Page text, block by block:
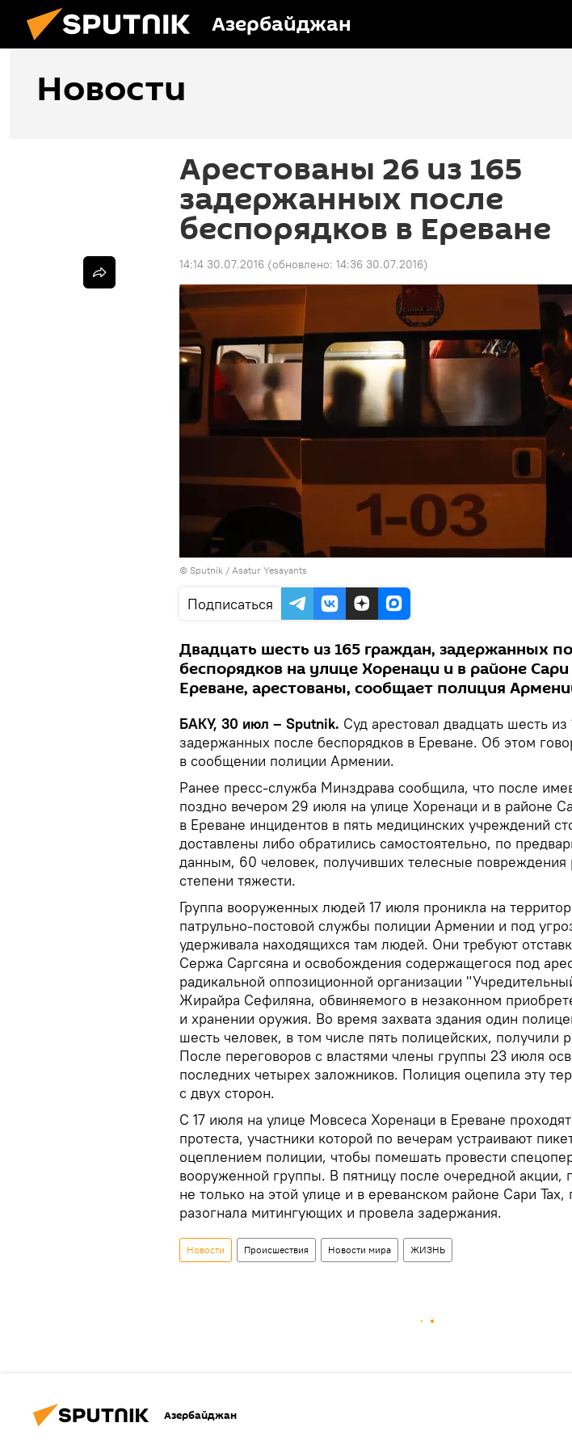
Азербайджан
Новости
Арестованы 26 из 165
задержанных после
беспорядков в Ереване
14:14 30.07.2016 (обновлено: 14:36 30.07.2016)
© Sputnik / Asatur Yesayants
Подписаться
Двадцать шесть из 165 граждан, задержанных
беспорядков на улице Хоренаци и в районе
Ереване, арестованы, сообщает полиция
БАКУ, 30 июл – Sputnik. Суд арестовал двадцать шесть
задержанных после беспорядков в Ереване. Об этом
в сообщении полиции Армении.
Ранее пресс-служба Минздрава сообщила, что после
поздно вечером 29 июля на улице Хоренаци и в районе
в Ереване инцидентов в пять медицинских учреждений
доставлены либо обратились самостоятельно, по
данным, 60 человек, получивших телесные повреждения
степени тяжести.
Группа вооруженных людей 17 июля проникла на
патрульно-постовой службы полиции Армении и под
удерживала находящихся там людей. Они требуют
Сержа Саргсяна и освобождения содержащегося под
радикальной оппозиционной организации
Жирайра Сефиляна, обвиняемого в незаконном
и хранении оружия. Во время захвата здания один
шесть человек, в том числе пять полицейских, получили
После переговоров с властями члены группы 23 июля
последних четырех заложников. Полиция оцепила эту
с двух сторон.
С 17 июля на улице Мовсеса Хоренаци в Ереване
протеста, участники которой по вечерам устраивают
оцеплением полиции, чтобы помешать провести
вооруженной группы. В пятницу после очередной акции,
не только на этой улице и в ереванском районе Сари Тах,
разогнала митингующих и провела задержания.
Новости Происшествия Новости мира ЖИЗНЬ
Азербайджан